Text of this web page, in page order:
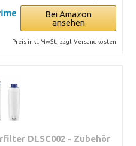
Bei Amazon
ansehen
Preis inkl. MwSt., zzgl. Versandkosten
DLSC002 - Zubehör